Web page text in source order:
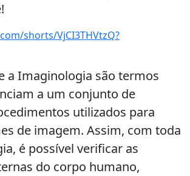
shorts/VjCI3THVtzQ?
a Imaginologia são termos
a um conjunto de
utilizados para
de imagem. Assim, com toda
é possível verificar as
do corpo humano,